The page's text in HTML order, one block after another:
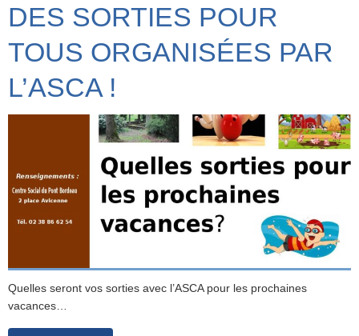
DES SORTIES POUR
TOUS ORGANISÉES PAR
L’ASCA !
Quelles seront vos sorties avec l’ASCA pour les prochaines
vacances…